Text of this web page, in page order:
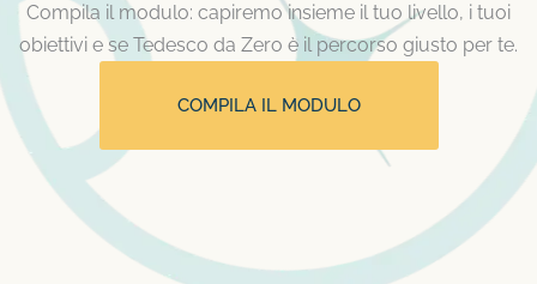
Compila il modulo: capiremo insieme il tuo livello, i tuoi
obiettivi e se Tedesco da Zero è il percorso giusto per te.
COMPILA IL MODULO